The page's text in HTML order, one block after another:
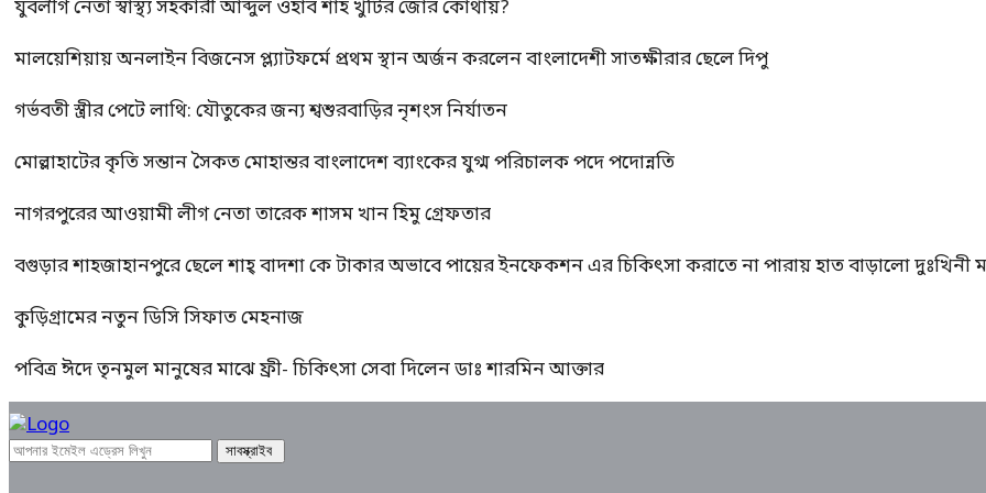
যুবলীগ নেতা স্বাস্থ্য সহকারী আব্দুল ওহাব শাহ খুঁটির জোর কোথায়?
মালয়েশিয়ায় অনলাইন বিজনেস প্ল্যাটফর্মে প্রথম স্থান অর্জন করলেন বাংলাদেশী সাতক্ষীরার ছেলে দিপু
গর্ভবতী স্ত্রীর পেটে লাথি: যৌতুকের জন্য শ্বশুরবাড়ির নৃশংস নির্যাতন
মোল্লাহাটের কৃতি সন্তান সৈকত মোহান্তর বাংলাদেশ ব্যাংকের যুগ্ম পরিচালক পদে পদোন্নতি
নাগরপুরের আওয়ামী লীগ নেতা তারেক শাসম খান হিমু গ্রেফতার
বগুড়ার শাহজাহানপুরে ছেলে শাহ্ বাদশা কে টাকার অভাবে পায়ের ইনফেকশন এর চিকিৎসা করাতে না পারায় হাত বাড়ালো দুঃখিনী
কুড়িগ্রামের নতুন ডিসি সিফাত মেহনাজ
পবিত্র ঈদে তৃনমুল মানুষের মাঝে ফ্রী- চিকিৎসা সেবা দিলেন ডাঃ শারমিন আক্তার